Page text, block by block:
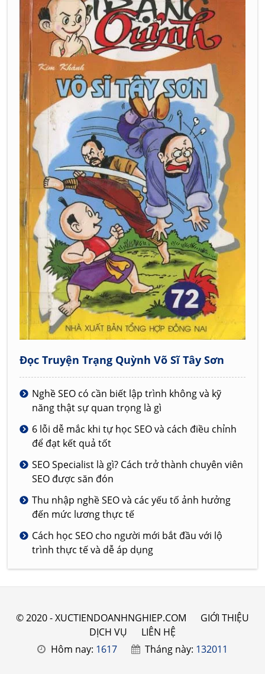
Đọc Truyện Trạng Quỳnh Võ Sĩ Tây Sơn
Nghề SEO có cần biết lập trình không và kỹ
năng thật sự quan trọng là gì
6 lỗi dễ mắc khi tự học SEO và cách điều chỉnh
để đạt kết quả tốt
SEO Specialist là gì? Cách trở thành chuyên viên
SEO được săn đón
Thu nhập nghề SEO và các yếu tố ảnh hưởng
đến mức lương thực tế
Cách học SEO cho người mới bắt đầu với lộ
trình thực tế và dễ áp dụng
© 2020 - XUCTIENDOANHNGHIEP.COM
GIỚI THIỆU
DỊCH VỤ
LIÊN HỆ
Hôm nay: 1617 Tháng này: 132011